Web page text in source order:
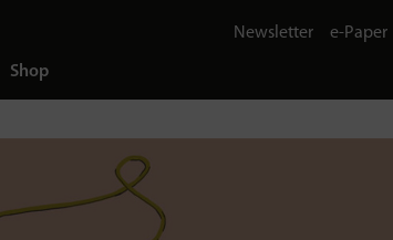
Shop
Newsletter e-Paper